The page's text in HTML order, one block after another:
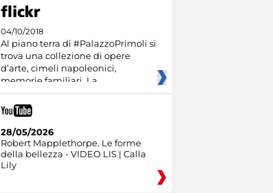
04/10/2018
Al piano terra di #PalazzoPrimoli si
trova una collezione di opere
d’arte, cimeli napoleonici,
memorie familiari. La
28/05/2026
Robert Mapplethorpe. Le forme
della bellezza - VIDEO LIS | Calla
Lily